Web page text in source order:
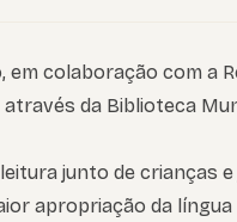
colaboração com a
da Biblioteca
junto de crianças
apropriação da